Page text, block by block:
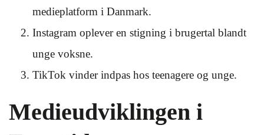
medieplatform i Danmark.
Instagram oplever en stigning i brugertal blandt
unge voksne.
TikTok vinder indpas hos teenagere og unge.
Medieudviklingen i